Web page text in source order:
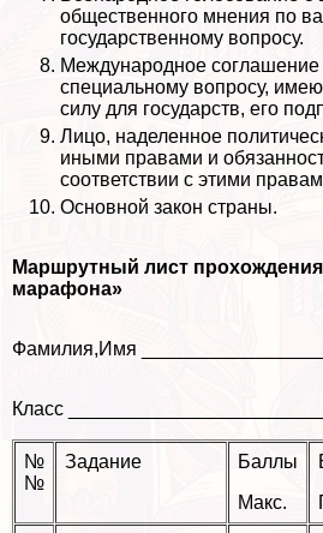
общественного мнения по
государственному вопросу.
Международное соглашение
специальному вопросу,
силу для государств, его
Лицо, наделенное
иными правами и
соответствии с этими
Основной закон страны.
Маршрутный лист
марафона»
Фамилия,Имя
Класс
№
№
Задание
Баллы
Макс.